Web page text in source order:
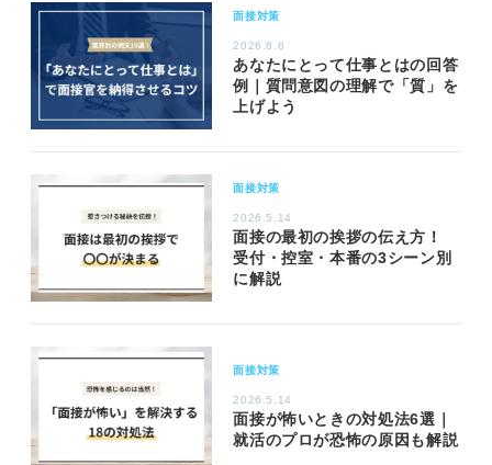
面接対策
2026.8.6
あなたにとって仕事とはの回答
例｜質問意図の理解で「質」を
上げよう
面接対策
2026.5.14
面接の最初の挨拶の伝え方！
受付・控室・本番の3シーン別
に解説
面接対策
2026.5.14
面接が怖いときの対処法6選｜
就活のプロが恐怖の原因も解説